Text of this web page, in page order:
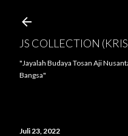
JS COLLECTION
"Jayalah Budaya Tosan Aji
Bangsa"
Juli 23, 2022